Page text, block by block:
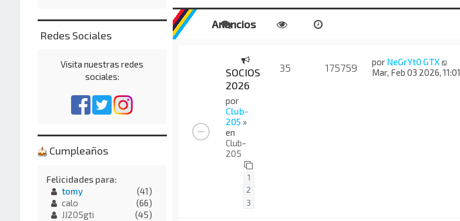
Anuncios
SOCIOS
2026
por
Club-
205 »
en
Club-
205
1
2
3
35 175759 por NeGrYt0 GTX
Mar, Feb 03 2026, 11:01
Redes Sociales
Visita nuestras redes
sociales:
Cumpleaños
Felicidades para:
tomy
(41)
calo
(66)
JJ205gti
(45)